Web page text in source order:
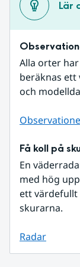
Lär
Alla orter
beräknas
och
Få koll på
En
med hög
ett värdefullt
skurarna.
Radar